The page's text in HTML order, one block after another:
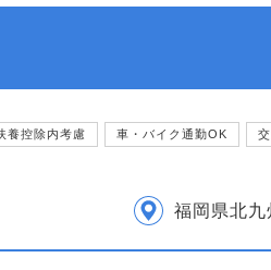
養控除内考慮 車・バイク通勤OK
福岡県北九